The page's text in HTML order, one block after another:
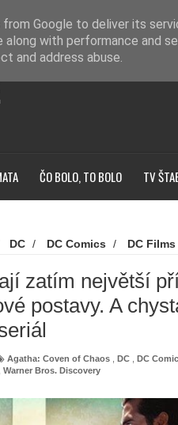
ČO BOLO, TO BOLO TV
DC / DC Comics / DC Films
slibují, že nabídnou nové
zatím největší
postavy. A
Agatha: Coven of Chaos DC DC
Warner Bros. Discovery
Google to deliver its
along with performance and
and address abuse.